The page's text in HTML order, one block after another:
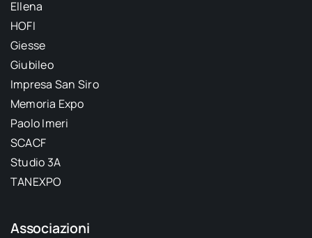
Ellena
HOFI
Giesse
Giubileo
Impresa San Siro
Memoria Expo
Paolo Imeri
SCACF
Studio 3A
TANEXPO
Associazioni